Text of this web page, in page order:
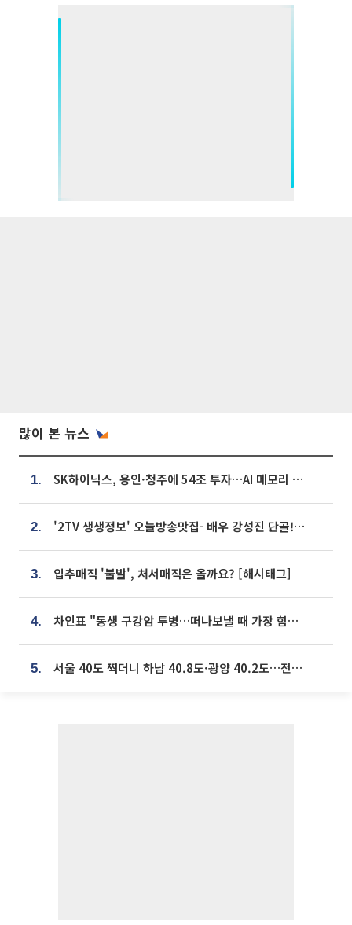
많이 본 뉴스
1. SK하이닉스, 용인·청주에 54조 투자…AI 메모리 생산기지 키운다
2. '2TV 생생정보' 오늘방송맛집- 배우 강성진 단골! 쌀국수ㆍ푸팟퐁 커리 맛집 '블○○○'
3. 입추매직 '불발', 처서매직은 올까요? [해시태그]
4. 차인표 "동생 구강암 투병…떠나보낼 때 가장 힘들었다”
5. 서울 40도 찍더니 하남 40.8도·광양 40.2도…전국 '펄펄'